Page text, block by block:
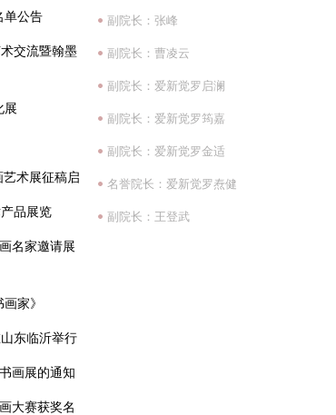
单公告
交流暨翰墨
展
艺术展征稿启
品展览
名家邀请展
家》
东临沂举行
画展的通知
大赛获奖名
副院长：张峰
副院长：曹凌云
副院长：爱新觉罗启澜
副院长：爱新觉罗筠嘉
副院长：爱新觉罗金适
名誉院长：爱新觉罗焘健
副院长：王登武